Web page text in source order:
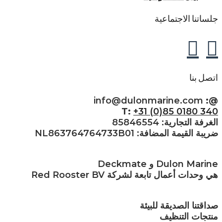
جلساتنا الاجتماعية
اتصل بنا
@:
T: +31 (0)85 0180 340
الغرفة التجارية: 85846554
ضريبة القيمة المضافة: NL863764764733B01
Dulon Marine و Deckmate
هي وحدات أعمال تابعة لشركة Red Rooster BV
صداقتنا الصديقة للبيئة
منتجات التنظيف